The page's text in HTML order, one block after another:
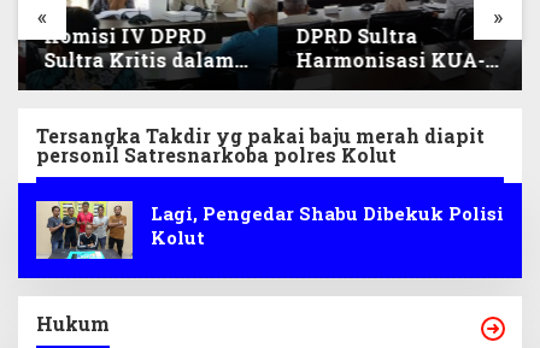
« »
Komisi IV DPRD
Sultra Kritis dalam
Harmonisasi KUA-
Perubahan APBD
2026
DPRD Sultra
Harmonisasi KUA-
PPAS 2027, Prioritas
Kebudayaan, dan
Pelunasan Utang
Infrastruktur
Tersangka Takdir yg pakai baju merah diapit
personil Satresnarkoba polres Kolut
Lagi, Pengedar Shabu Dibekuk Polisi
Kolut
Hukum